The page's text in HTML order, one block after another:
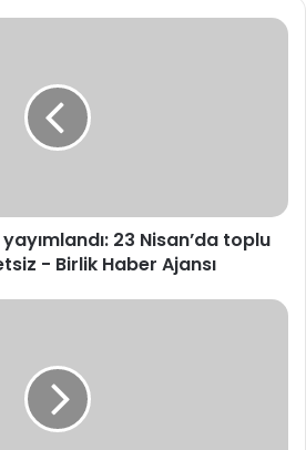
23 Nisan’da toplu
- Birlik Haber Ajansı